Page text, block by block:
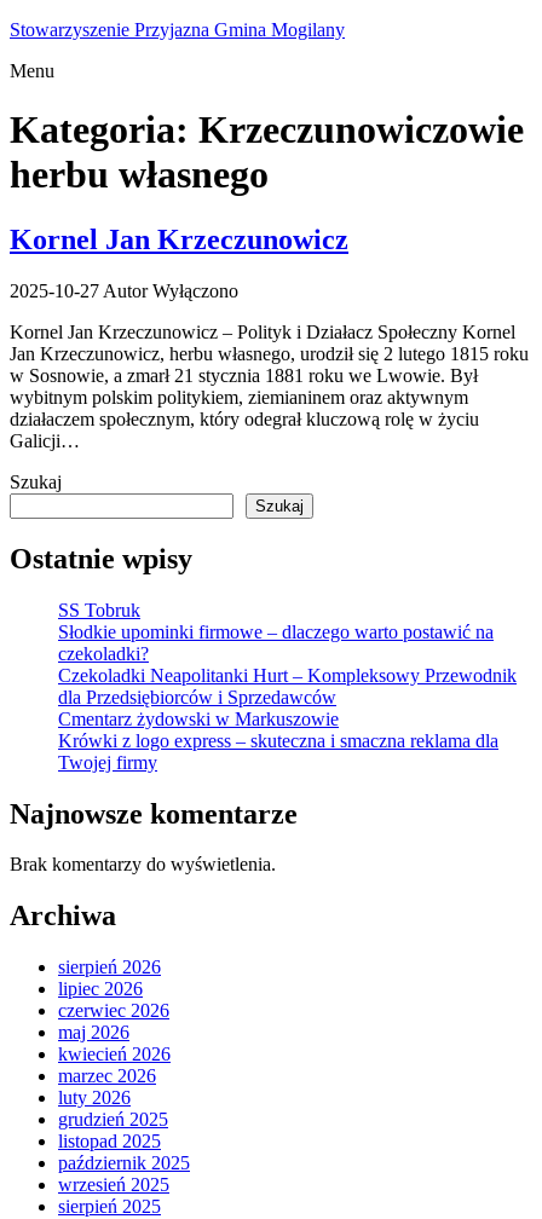
Przejdź
treści
Stowarzyszenie Przyjazna Gmina Mogilany
Menu
Kategoria: Krzeczunowiczowie
herbu własnego
Kornel Jan Krzeczunowicz
2025-10-27 Autor Wyłączono
Kornel Jan Krzeczunowicz – Polityk i Działacz Społeczny Kornel
Jan Krzeczunowicz, herbu własnego, urodził się 2 lutego 1815 roku
w Sosnowie, a zmarł 21 stycznia 1881 roku we Lwowie. Był
wybitnym polskim politykiem, ziemianinem oraz aktywnym
działaczem społecznym, który odegrał kluczową rolę w życiu
Galicji…
Szukaj
Szukaj
Ostatnie wpisy
SS Tobruk
Słodkie upominki firmowe – dlaczego warto postawić na
czekoladki?
Czekoladki Neapolitanki Hurt – Kompleksowy Przewodnik
dla Przedsiębiorców i Sprzedawców
Cmentarz żydowski w Markuszowie
Krówki z logo express – skuteczna i smaczna reklama dla
Twojej firmy
Najnowsze komentarze
Brak komentarzy do wyświetlenia.
Archiwa
sierpień 2026
lipiec 2026
czerwiec 2026
maj 2026
kwiecień 2026
marzec 2026
luty 2026
grudzień 2025
listopad 2025
październik 2025
wrzesień 2025
sierpień 2025